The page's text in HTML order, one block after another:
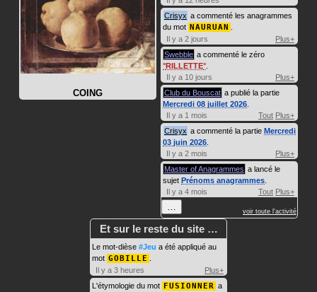
COING
Crisyx a commenté les anagrammes
du mot NAURUAN
Il y a 2 jours
Plus+
Swebble a commenté le zéro
RILLETTE
Il y a 10 jours
Plus+
Club du Bouscat a publié la partie
Mercredi 08 juillet 2026
Il y a 1 mois
Tout Plus+
Crisyx a commenté la partie Mercredi
03 juin 2026
Il y a 2 mois
Plus+
Master of Anagrammes a lancé le
sujet Prénoms anagrammes
Il y a 4 mois
Tout Plus+
voir toute l'activité
Et sur le reste du site …
Le mot-dièse #Jeu a été appliqué au
mot GOBILLE
Il y a 3 heures
Plus+
L'étymologie du mot FUSIONNER a